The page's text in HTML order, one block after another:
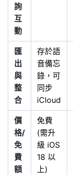
詢
互
動
匯
出
與
整
合
存於語
音備忘
錄，可
同步
iCloud
價
格/
免
費
額
免費
(需升
級 iOS
18 以
上)